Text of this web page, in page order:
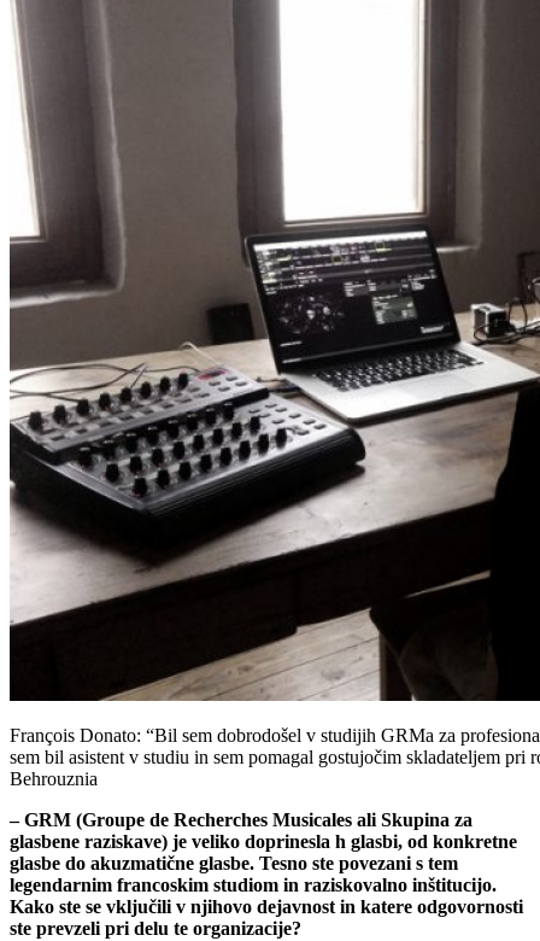
François Donato: “Bil sem dobrodošel v studijih GRMa za
sem bil asistent v studiu in sem pomagal gostujočim skladateljem
Behrouznia
– GRM (Groupe de Recherches Musicales ali Skupina za
glasbene raziskave) je veliko doprinesla h glasbi, od konkretne
glasbe do akuzmatične glasbe. Tesno ste povezani s tem
legendarnim francoskim studiom in raziskovalno inštitucijo.
Kako ste se vključili v njihovo dejavnost in katere odgovornosti
ste prevzeli pri delu te organizacije?